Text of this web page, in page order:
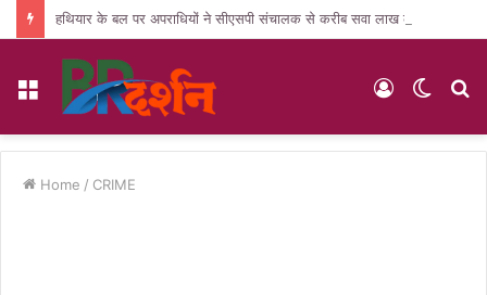
Menu
Switch
Log
Home / CRIME